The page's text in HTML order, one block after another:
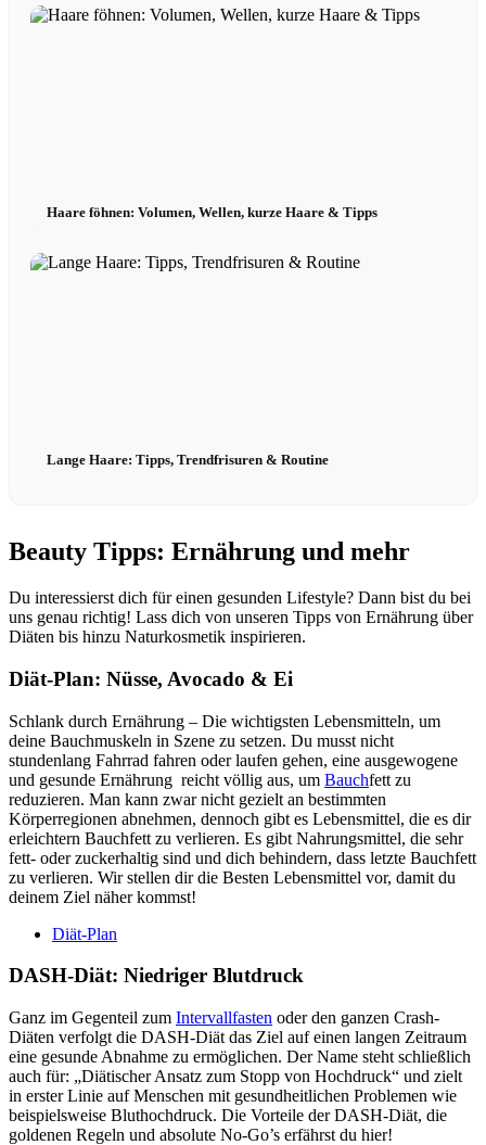
Haare föhnen: Volumen, Wellen, kurze Haare & Tipps
Lange Haare: Tipps, Trendfrisuren & Routine
Beauty Tipps: Ernährung und mehr
Du interessierst dich für einen gesunden Lifestyle? Dann bist du bei
uns genau richtig! Lass dich von unseren Tipps von Ernährung über
Diäten bis hinzu Naturkosmetik inspirieren.
Diät-Plan: Nüsse, Avocado & Ei
Schlank durch Ernährung – Die wichtigsten Lebensmitteln, um
deine Bauchmuskeln in Szene zu setzen. Du musst nicht
stundenlang Fahrrad fahren oder laufen gehen, eine ausgewogene
und gesunde Ernährung reicht völlig aus, um Bauchfett zu
reduzieren. Man kann zwar nicht gezielt an bestimmten
Körperregionen abnehmen, dennoch gibt es Lebensmittel, die es dir
erleichtern Bauchfett zu verlieren. Es gibt Nahrungsmittel, die sehr
fett- oder zuckerhaltig sind und dich behindern, dass letzte Bauchfett
zu verlieren. Wir stellen dir die Besten Lebensmittel vor, damit du
deinem Ziel näher kommst!
Diät-Plan
DASH-Diät: Niedriger Blutdruck
Ganz im Gegenteil zum Intervallfasten oder den ganzen Crash-
Diäten verfolgt die DASH-Diät das Ziel auf einen langen Zeitraum
eine gesunde Abnahme zu ermöglichen. Der Name steht schließlich
auch für: „Diätischer Ansatz zum Stopp von Hochdruck“ und zielt
in erster Linie auf Menschen mit gesundheitlichen Problemen wie
beispielsweise Bluthochdruck. Die Vorteile der DASH-Diät, die
goldenen Regeln und absolute No-Go’s erfährst du hier!